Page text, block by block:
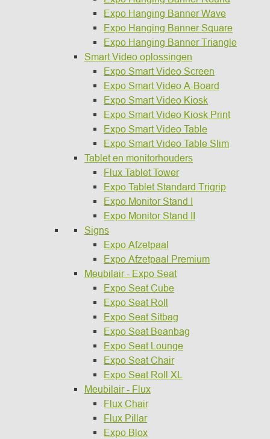
Expo Hanging Banner Wave
Expo Hanging Banner Square
Expo Hanging Banner Triangle
Smart Video oplossingen
Expo Smart Video Screen
Expo Smart Video A-Board
Expo Smart Video Kiosk
Expo Smart Video Kiosk Print
Expo Smart Video Table
Expo Smart Video Table Slim
Tablet en monitorhouders
Flux Tablet Tower
Expo Tablet Standard Trigrip
Expo Monitor Stand I
Expo Monitor Stand II
Signs
Expo Afzetpaal
Expo Afzetpaal Premium
Meubilair - Expo Seat
Expo Seat Cube
Expo Seat Roll
Expo Seat Sitbag
Expo Seat Beanbag
Expo Seat Lounge
Expo Seat Chair
Expo Seat Roll XL
Meubilair - Flux
Flux Chair
Flux Pillar
Expo Blox